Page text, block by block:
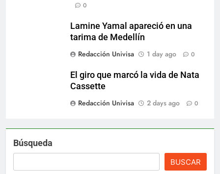
0
Lamine Yamal apareció en una
tarima de Medellín
Redacción Univisa
1 day ago 0
El giro que marcó la vida de Nata
Cassette
Redacción Univisa
2 days ago 0
Búsqueda
BUSCAR